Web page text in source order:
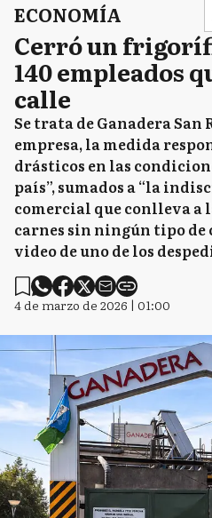
ECONOMÍA
Cerró un
140 empleados
calle
Se trata de Ganadera San
empresa, la medida
drásticos en las
país”, sumados a “la
comercial que conlleva a
carnes sin ningún tipo de
video de uno de los
4 de marzo de 2026 | 01:00